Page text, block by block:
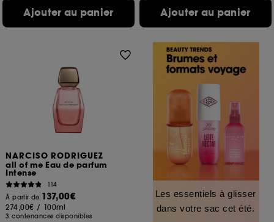
Ajouter au panier Ajouter au panier
NARCISO RODRIGUEZ
all of me Eau de parfum
Intense
114
À partir de 137,00€
274,00€ / 100ml
3 contenances disponibles
Les essentiels à glisser
dans votre sac cet été.